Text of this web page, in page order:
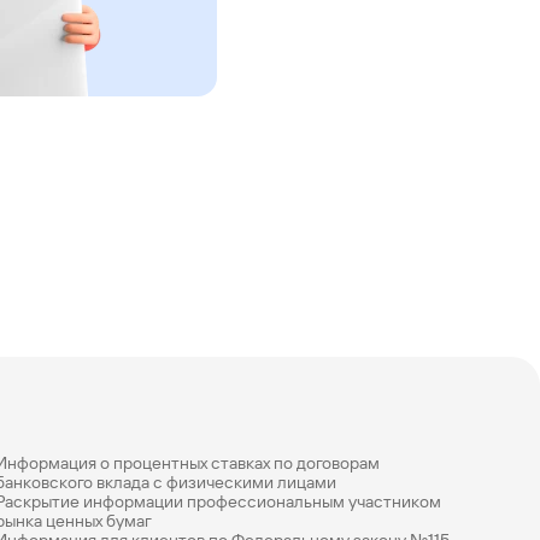
о процентных ставках по договорам
вклада с физическими лицами
информации профессиональным участником
ценных бумаг